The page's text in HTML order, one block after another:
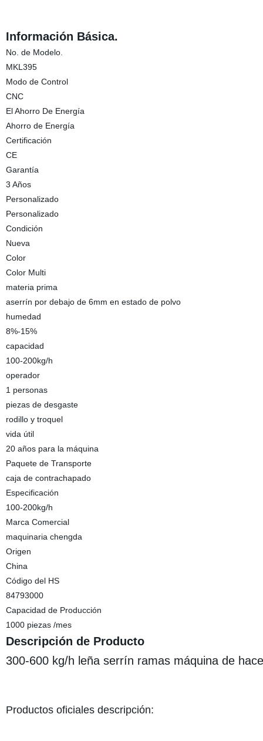
Información Básica.
No. de Modelo.
MKL395
Modo de Control
CNC
El Ahorro De Energía
Ahorro de Energía
Certificación
CE
Garantía
3 Años
Personalizado
Personalizado
Condición
Nueva
Color
Color Multi
materia prima
aserrín por debajo de 6mm en estado de polvo
humedad
8%-15%
capacidad
100-200kg/h
operador
1 personas
piezas de desgaste
rodillo y troquel
vida útil
20 años para la máquina
Paquete de Transporte
caja de contrachapado
Especificación
100-200kg/h
Marca Comercial
maquinaria chengda
Origen
China
Código del HS
84793000
Capacidad de Producción
1000 piezas /mes
Descripción de Producto
300-600 kg/h leña serrín ramas máquina de
Productos oficiales descripción: